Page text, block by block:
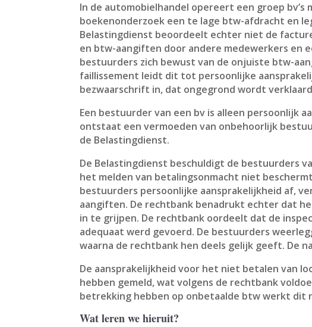
In de automobielhandel opereert een groep
boekenonderzoek een te lage btw-afdracht en
Belastingdienst beoordeelt echter niet de
en btw-aangiften door andere medewerkers en
bestuurders zich bewust van de onjuiste btw-
faillissement leidt dit tot persoonlijke
bezwaarschrift in, dat ongegrond wordt
Een bestuurder van een bv is alleen persoonlijk
ontstaat een vermoeden van onbehoorlijk
de Belastingdienst.
De Belastingdienst beschuldigt de bestuurders
het melden van betalingsonmacht niet
bestuurders persoonlijke aansprakelijkheid af,
aangiften. De rechtbank benadrukt echter dat
in te grijpen. De rechtbank oordeelt dat de
adequaat werd gevoerd. De bestuurders
waarna de rechtbank hen deels gelijk geeft. De
De aansprakelijkheid voor het niet betalen van
hebben gemeld, wat volgens de rechtbank
betrekking hebben op onbetaalde btw werkt dit
Wat leren we hieruit?